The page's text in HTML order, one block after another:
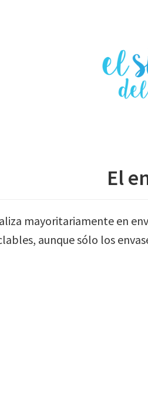
El
mayoritariamente en
aunque sólo los